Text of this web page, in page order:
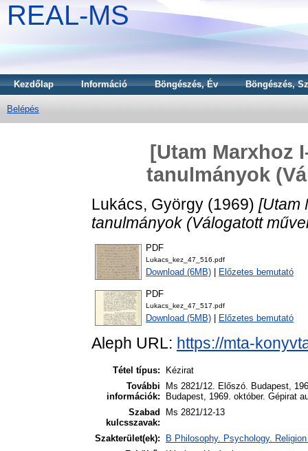
REAL-MS
Kezdőlap Információ Böngészés, Év Böngészés,
Belépés
[Utam Marxhoz
tanulmányok
Lukács, György (1969) [Utam
tanulmányok (Válogatott
PDF
Lukacs_kez_47_516.pdf
Download (6MB) Előzetes bemutató
PDF
Lukacs_kez_47_517.pdf
Download (5MB) Előzetes bemutató
Aleph URL: https://mta-
Tétel típus:
Kézirat
További
információk:
Ms 2821/12. Előszó. Budapest,
Budapest, 1969. október. Gépirat
Szabad
kulcsszavak:
Ms 2821/12-13
Szakterület(ek):
B Philosophy. Psychology.